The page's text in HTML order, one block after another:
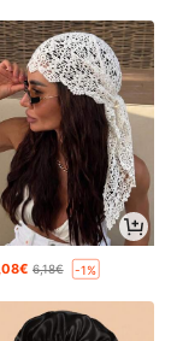
,08€ 6,18€ -1%